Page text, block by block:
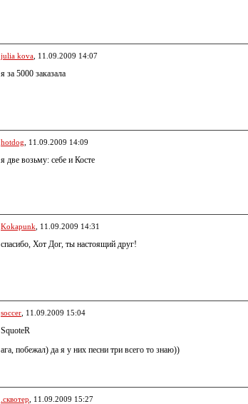
julia kova , 11.09.2009 14:07
я за 5000 заказала
hotdog , 11.09.2009 14:09
я две возьму: себе и Косте
Kokapunk , 11.09.2009 14:31
спасибо, Хот Дог, ты настоящий друг!
soccer , 11.09.2009 15:04
SquoteR
ага, побежал) да я у них песни три всего то знаю))
.сквотер , 11.09.2009 15:27